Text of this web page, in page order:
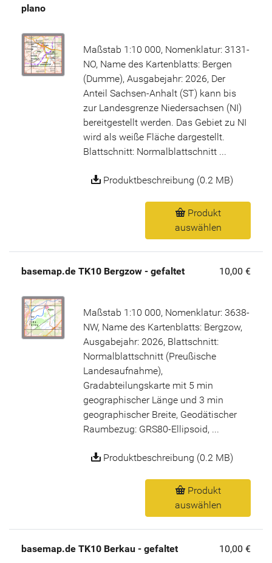
plano
Maßstab 1:10 000, Nomenklatur: 3131-
NO, Name des Kartenblatts: Bergen
(Dumme), Ausgabejahr: 2026, Der
Anteil Sachsen-Anhalt (ST) kann bis
zur Landesgrenze Niedersachsen (NI)
bereitgestellt werden. Das Gebiet zu NI
wird als weiße Fläche dargestellt.
Blattschnitt: Normalblattschnitt ...
Produktbeschreibung (0.2 MB)
Produkt
auswählen
basemap.de TK10 Bergzow - gefaltet 10,00 €
Maßstab 1:10 000, Nomenklatur: 3638-
NW, Name des Kartenblatts: Bergzow,
Ausgabejahr: 2026, Blattschnitt:
Normalblattschnitt (Preußische
Landesaufnahme),
Gradabteilungskarte mit 5 min
geographischer Länge und 3 min
geographischer Breite, Geodätischer
Raumbezug: GRS80-Ellipsoid, ...
Produktbeschreibung (0.2 MB)
Produkt
auswählen
basemap.de TK10 Berkau - gefaltet 10,00 €